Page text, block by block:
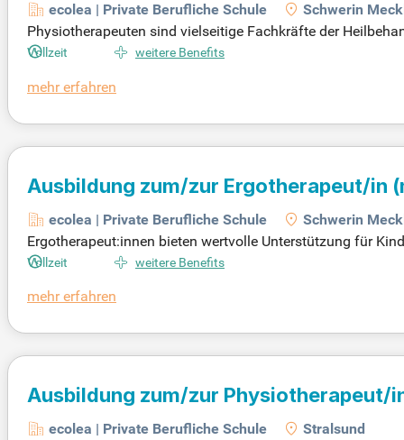
ecolea | Private Berufliche Schule
Schwerin
Physiotherapeuten sind vielseitige Fachkräfte der
n Erkrankungen oder Verletzungen in ihrer Beweglichkeit
m lernen angehende Physiotherapeuten Techniken der
Vollzeit weitere Benefits
mehr erfahren
Ausbildung zum/zur Ergotherapeut/in
ecolea | Private Berufliche Schule
Schwerin
Ergotherapeut:innen bieten wertvolle Unterstützung für
n der Ausbildungszeit erlernst du grundlegende
glichkeiten, weltweit zu arbeiten und steigert deine
ne zukünftigen Klienten zu fördern.
Vollzeit weitere Benefits
mehr erfahren
Ausbildung zum/zur Physiotherapeut/
ecolea | Private Berufliche Schule
Stralsund